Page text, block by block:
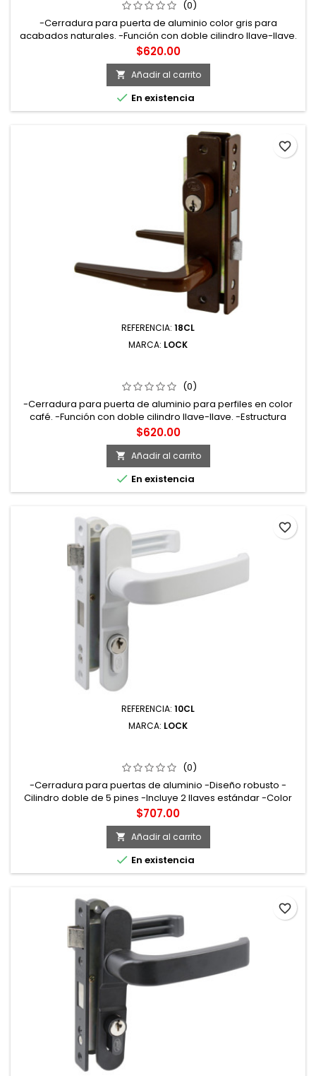
(0)
-Cerradura para puerta de aluminio color gris para
acabados naturales. -Función con doble cilindro llave-llave.
-Estructura interior metálica con tratamiento de
tropicalizado que proporciona una mayor resistencia a la
oxidación.
Precio
$620.00
 Añadir al carrito
 En existencia
REFERENCIA: 18CL
MARCA: LOCK
(0)
-Cerradura para puerta de aluminio para perfiles en color
café. -Función con doble cilindro llave-llave. -Estructura
interior metálica con tratamiento de tropicalizado que
proporciona una mayor resistencia a la oxidación.
Precio
$620.00
 Añadir al carrito
 En existencia
favorite_border
REFERENCIA: 10CL
MARCA: LOCK
(0)
-Cerradura para puertas de aluminio -Diseño robusto -
Cilindro doble de 5 pines -Incluye 2 llaves estándar -Color
blanco
Precio
$707.00
 Añadir al carrito
 En existencia
favorite_border
favorite_border